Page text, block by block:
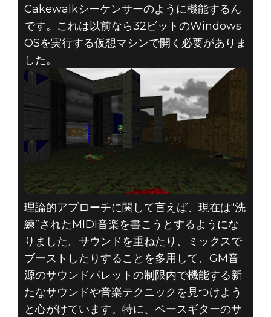
Cakewalkシーケンサーのように機能するん
です。これは以前なら32ビットのWindows
OSを実行する仮想マシンで開く必要がありま
した。
理論的アプローチに関して言えば、現在は“洗
練”されたMIDI音楽を書こうとするようにな
りました。サウンドを重ねたり、ミックスで
ブーストしたりすることを多用して、GM音
源のサウンドパレットの制限内で機能する新
たなサウンドや音楽テクニックを見つけよう
と心がけています。特に、ベースギターのサ